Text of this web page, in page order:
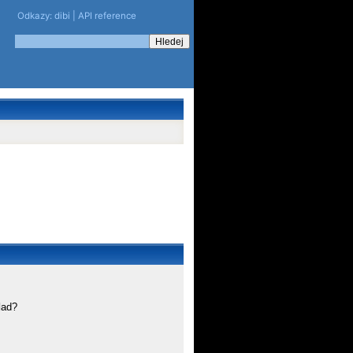
Odkazy: dibi API reference